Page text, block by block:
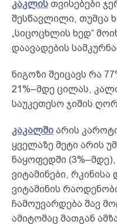
კაკლის თვისებები
შესწავლილი, თუმცა
„სიცოცხლის ხედ“
დაავადების
ნიგოზი შეიცავს რა
21%–მდე ცილას,
საუკეთესო ჯიშის
კაკალში არის
ყველაზე მეტი არის
ნაყოფედში (3%–მდე),
ვიტამინები,
ვიტამინის
ჩამოუვარდება შავ
ამიტომაც მათგან